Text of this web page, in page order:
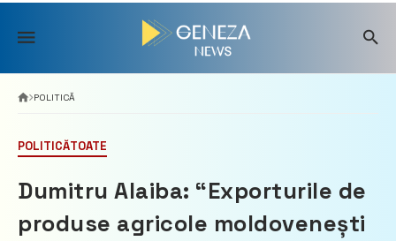
Skip
content
POLITICĂ
POLITICĂTOATE
Dumitru Alaiba: “Exporturile de
produse agricole moldovenești